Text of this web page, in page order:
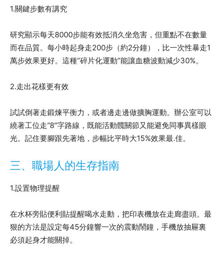
1.關鍵步數有講究
研究顯示每天8000步能有效抵消久坐危害，但重點不在數量
而在品質。每小時起身走200步（約2分鐘），比一次性暴走1
萬步效果更好。這種”碎片化運動”能讓血糖波動減少30%。
2.走出花樣更有效
試試倒著走鍛煉平衡力，或者邊走邊做擴胸運動。辦公室可以
繞著工位走”8″字路線，既能活動髖關節又能避免同事異樣眼
光。記住要腳跟先著地，步幅比平時大15%效果最.佳。
三、職場人的生存指南
1.設置物理提醒
在水杯旁貼便利貼提醒喝水走動，把印表機放在走廊盡頭。最
狠的方法是設定每45分鐘響一次的震動鬧鐘，手機放抽屜裏
必須起身才能關掉。